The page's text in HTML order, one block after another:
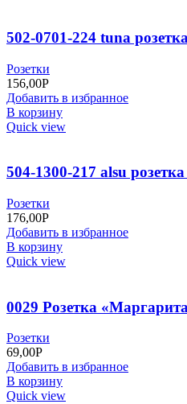
502-0701-224 tuna
Розетки
156,00Р
Добавить в избранное
В корзину
Quick view
504-1300-217 alsu
Розетки
176,00Р
Добавить в избранное
В корзину
Quick view
0029 Розетка
Розетки
69,00Р
Добавить в избранное
В корзину
Quick view